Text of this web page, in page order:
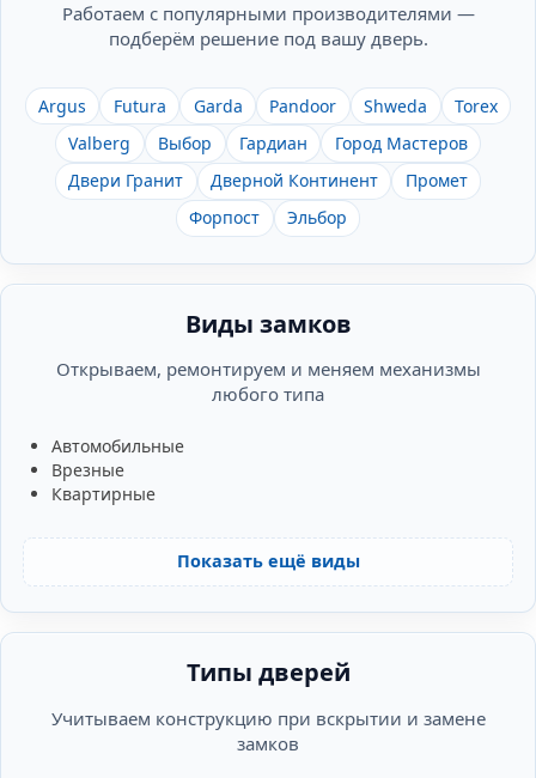
Работаем с популярными производителями —
подберём решение под вашу дверь.
Argus Futura Garda Pandoor Shweda
Torex
Valberg
Выбор Гардиан
Город Мастеров
Двери Гранит
Дверной Континент
Промет
Форпост
Эльбор
Виды замков
Открываем, ремонтируем и меняем механизмы
любого типа
Автомобильные
Врезные
Квартирные
Показать ещё виды
Типы дверей
Учитываем конструкцию при вскрытии и замене
замков